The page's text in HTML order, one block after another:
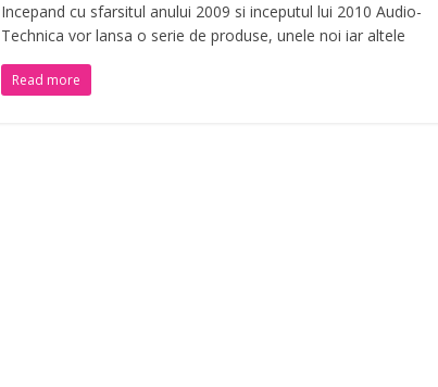
Incepand cu sfarsitul anului 2009 si inceputul lui 2010 Audio-
Technica vor lansa o serie de produse, unele noi iar altele
Read more